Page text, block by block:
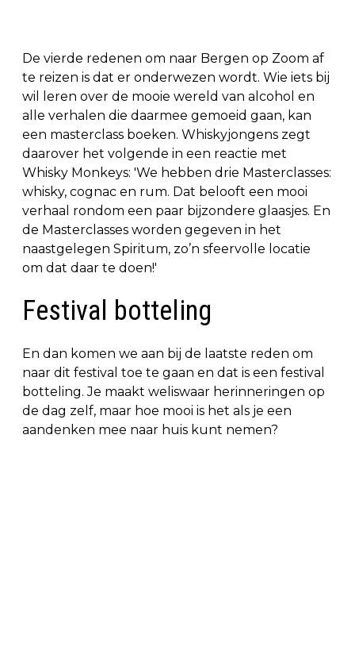
De vierde redenen om naar Bergen op Zoom af
te reizen is dat er onderwezen wordt. Wie iets bij
wil leren over de mooie wereld van alcohol en
alle verhalen die daarmee gemoeid gaan, kan
een masterclass boeken. Whiskyjongens zegt
daarover het volgende in een reactie met
Whisky Monkeys: 'We hebben drie Masterclasses:
whisky, cognac en rum. Dat belooft een mooi
verhaal rondom een paar bijzondere glaasjes. En
de Masterclasses worden gegeven in het
naastgelegen Spiritum, zo’n sfeervolle locatie
om dat daar te doen!'
Festival botteling
En dan komen we aan bij de laatste reden om
naar dit festival toe te gaan en dat is een festival
botteling. Je maakt weliswaar herinneringen op
de dag zelf, maar hoe mooi is het als je een
aandenken mee naar huis kunt nemen?